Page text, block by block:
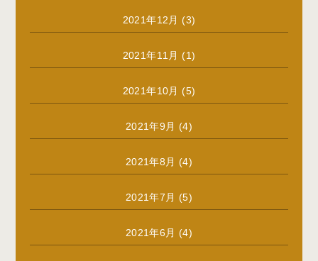
2021年12月 (3)
2021年11月 (1)
2021年10月 (5)
2021年9月 (4)
2021年8月 (4)
2021年7月 (5)
2021年6月 (4)